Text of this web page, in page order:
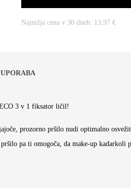
Najnižja cena v 30 dneh: 13,97 €
UPORABA
3 v 1 fiksator ličil!
prozorno pršilo nudi optimalno
pa ti omogoča, da make-up kadarkoli